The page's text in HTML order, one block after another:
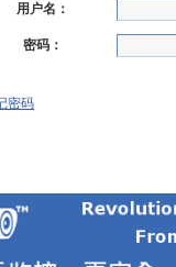
用户名：
密码：
密码